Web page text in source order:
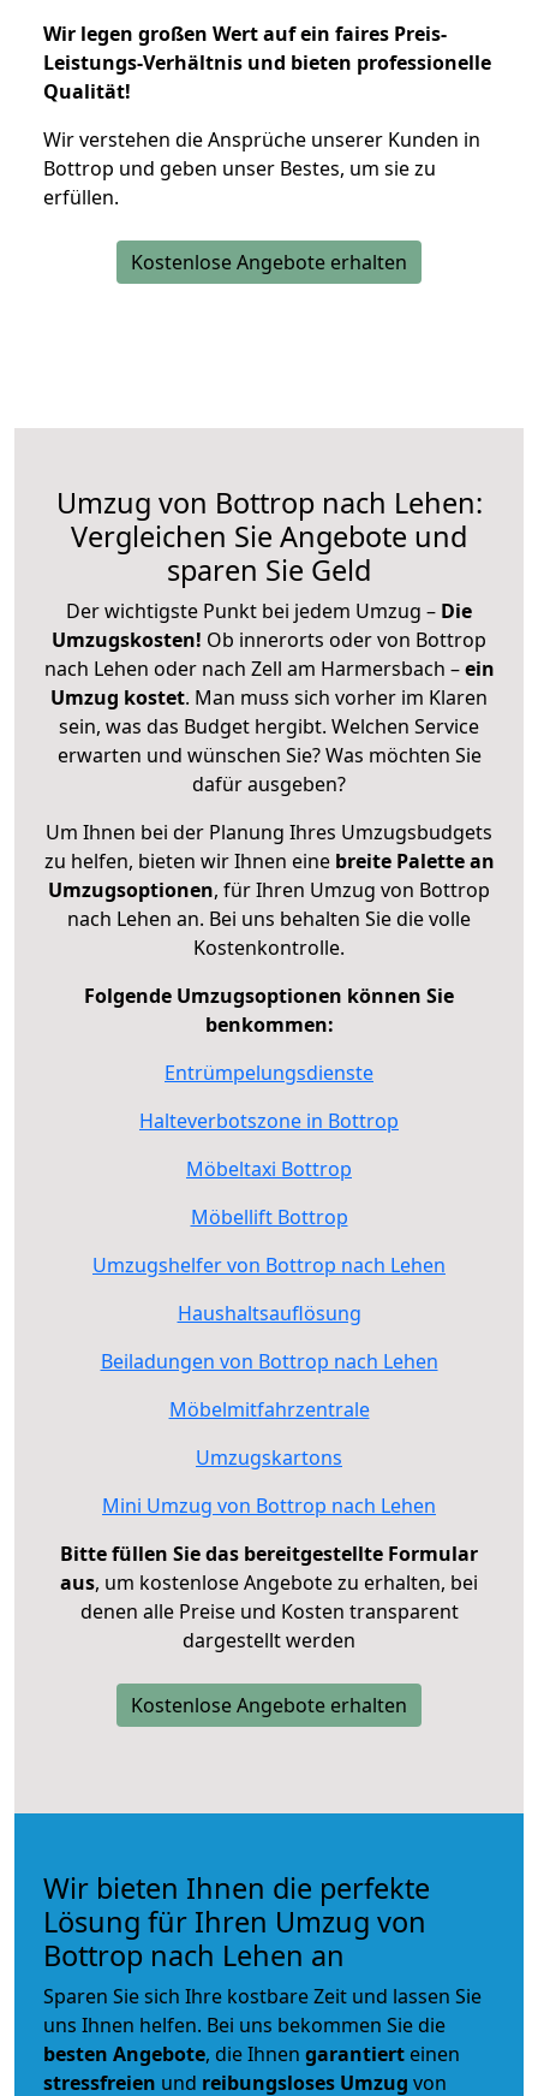
Wir legen großen Wert auf ein faires Preis-
Leistungs-Verhältnis und bieten professionelle
Qualität!
Wir verstehen die Ansprüche unserer Kunden in
Bottrop und geben unser Bestes, um sie zu
erfüllen.
Kostenlose Angebote erhalten
Umzug von Bottrop nach Lehen:
Vergleichen Sie Angebote und
sparen Sie Geld
Der wichtigste Punkt bei jedem Umzug – Die
Umzugskosten! Ob innerorts oder von Bottrop
nach Lehen oder nach Zell am Harmersbach –ein
Umzug kostet. Man muss sich vorher im Klaren
sein, was das Budget hergibt. Welchen Service
erwarten und wünschen Sie? Was möchten Sie
dafür ausgeben?
Um Ihnen bei der Planung Ihres Umzugsbudgets
zu helfen, bieten wir Ihnen eine breite Palette an
Umzugsoptionen, für Ihren Umzug von Bottrop
nach Lehen an. Bei uns behalten Sie die volle
Kostenkontrolle.
Folgende Umzugsoptionen können Sie
benkommen:
Entrümpelungsdienste
Halteverbotszone in Bottrop
Möbeltaxi Bottrop
Möbellift Bottrop
Umzugshelfer von Bottrop nach Lehen
Haushaltsauflösung
Beiladungen von Bottrop nach Lehen
Möbelmitfahrzentrale
Umzugskartons
Mini Umzug von Bottrop nach Lehen
Bitte füllen Sie das bereitgestellte Formular
aus, um kostenlose Angebote zu erhalten, bei
denen alle Preise und Kosten transparent
dargestellt werden
Kostenlose Angebote erhalten
Wir bieten Ihnen die perfekte
Lösung für Ihren Umzug von
Bottrop nach Lehen an
Sparen Sie sich Ihre kostbare Zeit und lassen Sie
uns Ihnen helfen. Bei uns bekommen Sie die
besten Angebote, die Ihnen garantiert einen
stressfreien und reibungsloses Umzug von